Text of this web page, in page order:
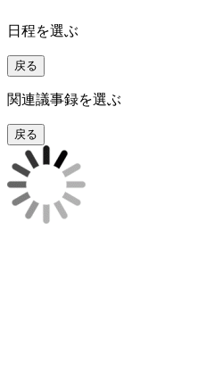
日程を選ぶ
戻る
関連議事録を選ぶ
戻る